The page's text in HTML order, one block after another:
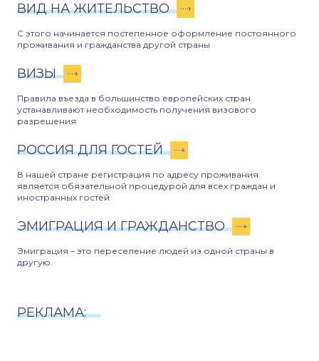
ВИД НА ЖИТЕЛЬСТВО
С этого начинается постепенное оформление постоянного
проживания и гражданства другой страны
ВИЗЫ
Правила въезда в большинство европейских стран
устанавливают необходимость получения визового
разрешения
РОССИЯ ДЛЯ ГОСТЕЙ
В нашей стране регистрация по адресу проживания
является обязательной процедурой для всех граждан и
иностранных гостей
ЭМИГРАЦИЯ И ГРАЖДАНСТВО
Эмиграция – это переселение людей из одной страны в
другую.
РЕКЛАМА: